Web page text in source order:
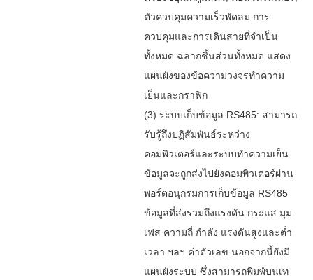
ตัวควบคุมความเร็วพัดลม การ
ควบคุมและการเดินสายที่จำเป็น
ทั้งหมด ฉลากชิ้นส่วนทั้งหมด แสดง
แผนผังของข้อความวงจรทำความ
เย็นและกราฟิก
(3) ระบบเก็บข้อมูล RS485: สามารถ
รับรู้ถึงปฏิสัมพันธ์ระหว่าง
คอมพิวเตอร์และระบบทำความเย็น
ข้อมูลจะถูกส่งไปยังคอมพิวเตอร์ผ่าน
พอร์ตอนุกรมการเก็บข้อมูล RS485
ข้อมูลที่ส่งรวมถึงแรงดัน กระแส มุม
เฟส ความถี่ กำลัง แรงดันสูงและต่ำ
เวลา ฯลฯ ค่าตัวเลข นอกจากนี้ยังมี
แผนผังระบบ ซึ่งสามารถพิมพ์บนเท